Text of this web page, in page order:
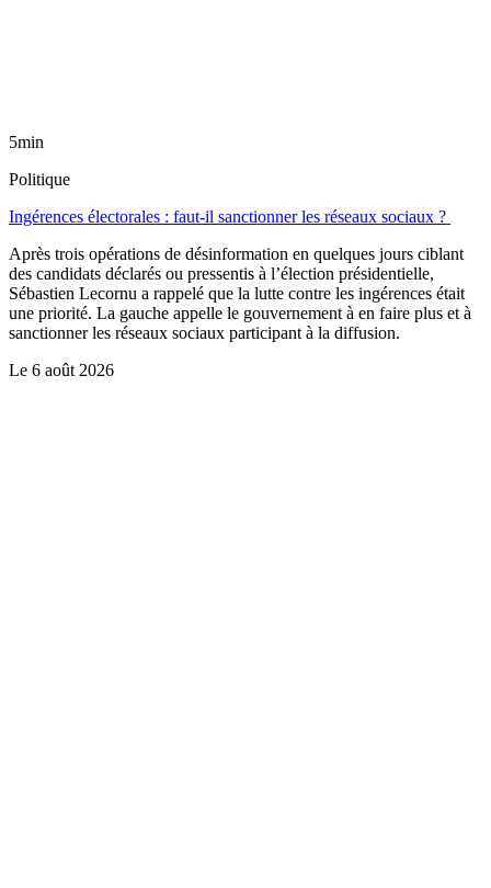
5min
Politique
Ingérences électorales : faut-il sanctionner les réseaux sociaux ?
Après trois opérations de désinformation en quelques jours ciblant
des candidats déclarés ou pressentis à l’élection présidentielle,
Sébastien Lecornu a rappelé que la lutte contre les ingérences était
une priorité. La gauche appelle le gouvernement à en faire plus et à
sanctionner les réseaux sociaux participant à la diffusion.
Le 6 août 2026